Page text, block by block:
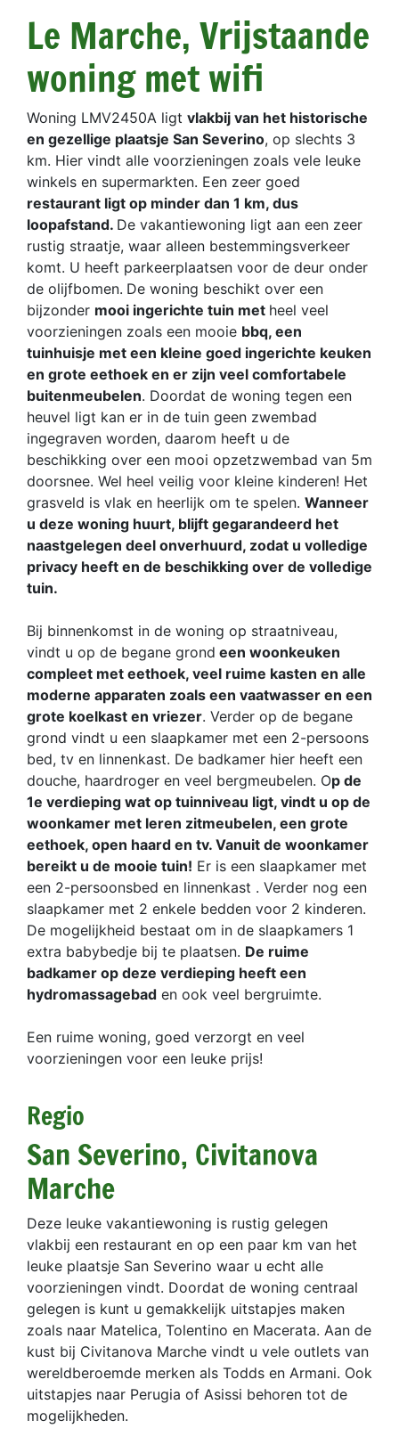
Le Marche, Vrijstaande
woning met wifi
Woning LMV2450A ligt vlakbij van het historische
en gezellige plaatsje San Severino, op slechts 3
km. Hier vindt alle voorzieningen zoals vele leuke
winkels en supermarkten. Een zeer goed
restaurant ligt op minder dan 1 km, dus
loopafstand. De vakantiewoning ligt aan een zeer
rustig straatje, waar alleen bestemmingsverkeer
komt. U heeft parkeerplaatsen voor de deur onder
de olijfbomen. De woning beschikt over een
bijzonder mooi ingerichte tuin met heel veel
voorzieningen zoals een mooie bbq, een
tuinhuisje met een kleine goed ingerichte keuken
en grote eethoek en er zijn veel comfortabele
buitenmeubelen. Doordat de woning tegen een
heuvel ligt kan er in de tuin geen zwembad
ingegraven worden, daarom heeft u de
beschikking over een mooi opzetzwembad van 5m
doorsnee. Wel heel veilig voor kleine kinderen! Het
grasveld is vlak en heerlijk om te spelen. Wanneer
u deze woning huurt, blijft gegarandeerd het
naastgelegen deel onverhuurd, zodat u volledige
privacy heeft en de beschikking over de volledige
tuin.
Bij binnenkomst in de woning op straatniveau,
vindt u op de begane grond een woonkeuken
compleet met eethoek, veel ruime kasten en alle
moderne apparaten zoals een vaatwasser en een
grote koelkast en vriezer. Verder op de begane
grond vindt u een slaapkamer met een 2-persoons
bed, tv en linnenkast. De badkamer hier heeft een
douche, haardroger en veel bergmeubelen. Op de
1e verdieping wat op tuinniveau ligt, vindt u op de
woonkamer met leren zitmeubelen, een grote
eethoek, open haard en tv. Vanuit de woonkamer
bereikt u de mooie tuin! Er is een slaapkamer met
een 2-persoonsbed en linnenkast . Verder nog een
slaapkamer met 2 enkele bedden voor 2 kinderen.
De mogelijkheid bestaat om in de slaapkamers 1
extra babybedje bij te plaatsen. De ruime
badkamer op deze verdieping heeft een
hydromassagebad en ook veel bergruimte.
Een ruime woning, goed verzorgt en veel
voorzieningen voor een leuke prijs!
Regio
San Severino, Civitanova
Marche
Deze leuke vakantiewoning is rustig gelegen
vlakbij een restaurant en op een paar km van het
leuke plaatsje San Severino waar u echt alle
voorzieningen vindt. Doordat de woning centraal
gelegen is kunt u gemakkelijk uitstapjes maken
zoals naar Matelica, Tolentino en Macerata. Aan de
kust bij Civitanova Marche vindt u vele outlets van
wereldberoemde merken als Todds en Armani. Ook
uitstapjes naar Perugia of Asissi behoren tot de
mogelijkheden.